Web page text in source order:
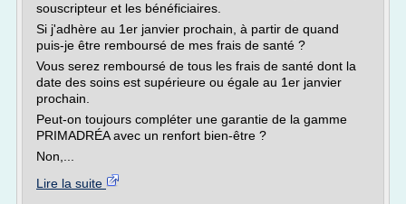
souscripteur et les bénéficiaires.
Si j'adhère au 1er janvier prochain, à partir de quand
puis-je être remboursé de mes frais de santé ?
Vous serez remboursé de tous les frais de santé dont la
date des soins est supérieure ou égale au 1er janvier
prochain.
Peut-on toujours compléter une garantie de la gamme
PRIMADRÉA avec un renfort bien-être ?
Non,...
Lire la suite